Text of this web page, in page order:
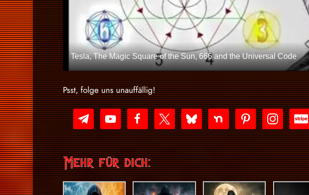
Tesla, The Magic Square of the Sun, 666 and the Universal Code
Psst, folge uns unauffällig!
telegramyoutube-
play
facebookx blueskynextdoorpinterestinstagram
cc-
stripe
Mehr für dich: